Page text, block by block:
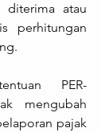
diterima atau
perhitungan
PER-
mengubah
pajak